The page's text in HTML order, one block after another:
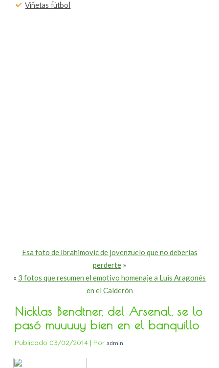
Viñetas fútbol
Esa foto de Ibrahimovic de jovenzuelo que no deberías
perderte »
« 3 fotos que resumen el emotivo homenaje a Luis Aragonés
en el Calderón
Nicklas Bendtner, del Arsenal, se lo
pasó muuuuy bien en el banquillo
Publicado 03/02/2014 | Por admin